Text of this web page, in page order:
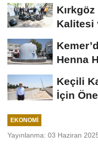
Kalitesi
Henna
Keçili
İçin
EKONOMI
Yayınlanma: 03 Haziran